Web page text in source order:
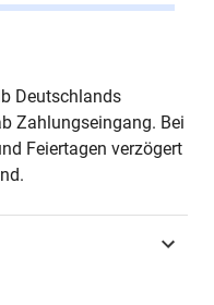
2024
Deutschlands
Zahlungseingang. Bei
Feiertagen verzögert